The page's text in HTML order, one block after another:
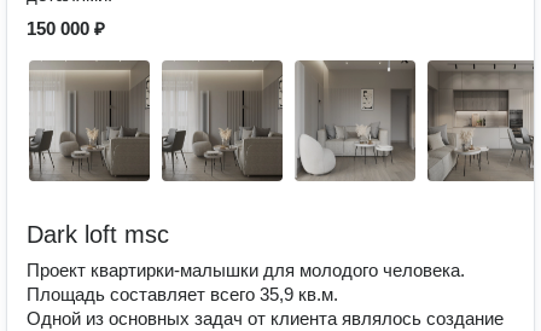
150 000 ₽
Dark loft msc
Проект квартирки-малышки для молодого человека.
Площадь составляет всего 35,9 кв.м.
Одной из основных задач от клиента являлось создание